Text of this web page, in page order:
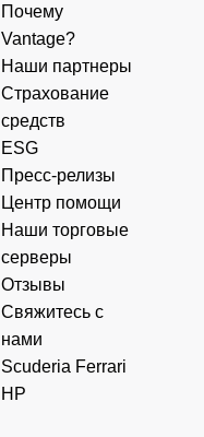
Почему
Vantage?
Наши партнеры
Страхование
средств
ESG
Пресс-релизы
Центр помощи
Наши торговые
серверы
Отзывы
Свяжитесь с
нами
Scuderia Ferrari
HP